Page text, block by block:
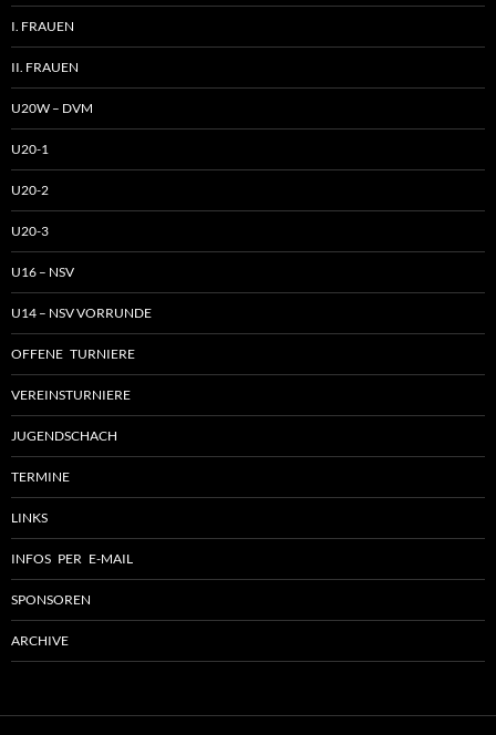
I. FRAUEN
II. FRAUEN
U20W – DVM
U20-1
U20-2
U20-3
U16 – NSV
U14 – NSV VORRUNDE
OFFENE TURNIERE
VEREINSTURNIERE
JUGENDSCHACH
TERMINE
LINKS
INFOS PER E-MAIL
SPONSOREN
ARCHIVE